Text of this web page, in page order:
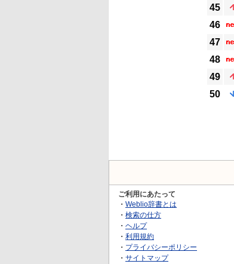
45
46
47
48
49
50
ご利用にあたって
・ Weblio辞書とは
・ 検索の仕方
・ ヘルプ
・ 利用規約
・ プライバシーポリシー
・ サイトマップ